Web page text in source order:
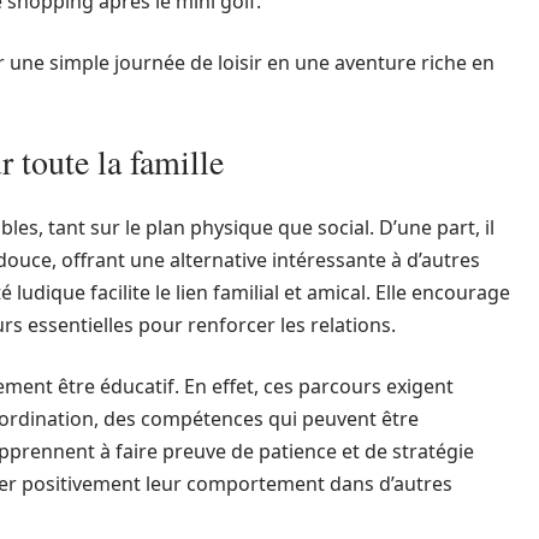
simple journée de loisir en une aventure riche en
toute la famille
tant sur le plan physique que social. D’une part, il
offrant une alternative intéressante à d’autres
ludique facilite le lien familial et amical. Elle encourage
essentielles pour renforcer les relations.
être éducatif. En effet, ces parcours exigent
des compétences qui peuvent être
à faire preuve de patience et de stratégie
positivement leur comportement dans d’autres